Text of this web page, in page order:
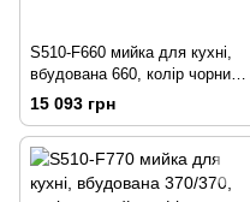
S510-F660 мийка для кухні,
вбудована 660, колір чорний
графіт
15 093 грн